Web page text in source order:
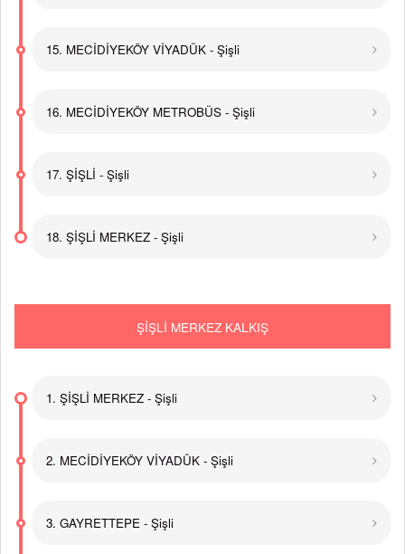
15. MECİDİYEKÖY VİYADÜK - Şişli
16. MECİDİYEKÖY METROBÜS - Şişli
17. ŞİŞLİ - Şişli
18. ŞİŞLİ MERKEZ - Şişli
ŞİŞLİ MERKEZ KALKIŞ
1. ŞİŞLİ MERKEZ - Şişli
2. MECİDİYEKÖY VİYADÜK - Şişli
3. GAYRETTEPE - Şişli